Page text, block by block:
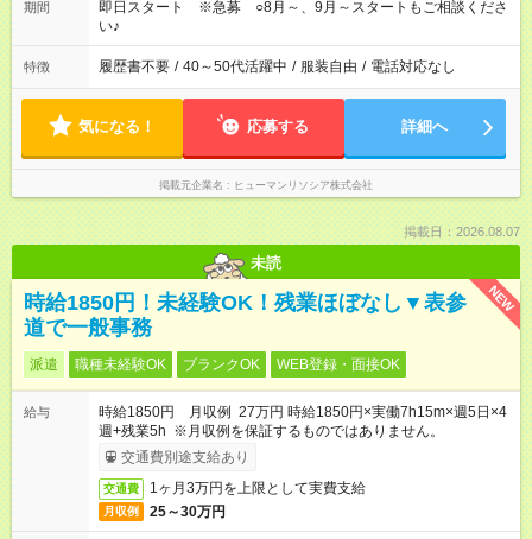
期間
即日スタート ※急募 ○8月～、9月～スタートもご相談くださ
い♪
特徴 履歴書不要 / 40～50代活躍中 / 服装自由 / 電話対応なし
気になる！ 応募する 詳細へ
掲載元企業名 ヒューマンリソシア株式会社
掲載日：2026.08.07
未読
NEW
時給1850円！未経験OK！残業ほぼなし▼表参
道で一般事務
派遣 職種未経験OK ブランクOK WEB登録・面接OK
給与
時給1850円 月収例 27万円 時給1850円×実働7h15m×週5日×4
週+残業5h ※月収例を保証するものではありません。
交通費別途支給あり
交通費 1ヶ月3万円を上限として実費支給
月収例 25～30万円